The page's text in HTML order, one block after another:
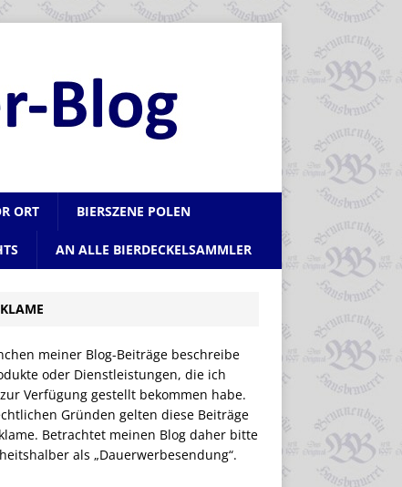
ORT BIERSZENE POLEN
AN ALLE BIERDECKELSAMMLER
meiner Blog-Beiträge beschreibe
oder Dienstleistungen, die ich
Verfügung gestellt bekommen habe.
Gründen gelten diese Beiträge
Betrachtet meinen Blog daher bitte
als „Dauerwerbesendung“.